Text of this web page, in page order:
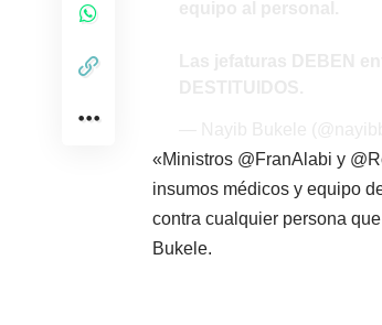
«Ministros @FranAlabi y
insumos médicos y equipo
contra cualquier persona
Bukele.